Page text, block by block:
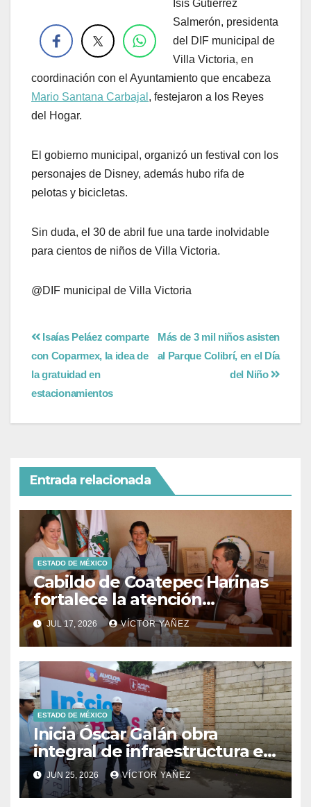
Isis Gutiérrez
Salmerón, presidenta
del DIF municipal de
Villa Victoria, en
coordinación con el Ayuntamiento que encabeza
Mario Santana Carbajal , festejaron a los Reyes
del Hogar.
El gobierno municipal, organizó un festival con los
personajes de Disney, además hubo rifa de
pelotas y bicicletas.
Sin duda, el 30 de abril fue una tarde inolvidable
para cientos de niños de Villa Victoria.
@DIF municipal de Villa Victoria
Más de 3 mil niños asisten
al Parque Colibrí, en el Día
del Niño
Isaías Peláez comparte
con Coparmex, la idea de
la gratuidad en
estacionamientos
Entrada relacionada
ESTADO DE MÉXICO
Cabildo de Coatepec Harinas
fortalece la atención
ciudadana y la toma de
decisiones
JUL 17, 2026 VÍCTOR YAÑEZ
ESTADO DE MÉXICO
Inicia Óscar Galán obra
integral de infraestructura en
Prolongación León Guzmán
JUN 25, 2026 VÍCTOR YAÑEZ